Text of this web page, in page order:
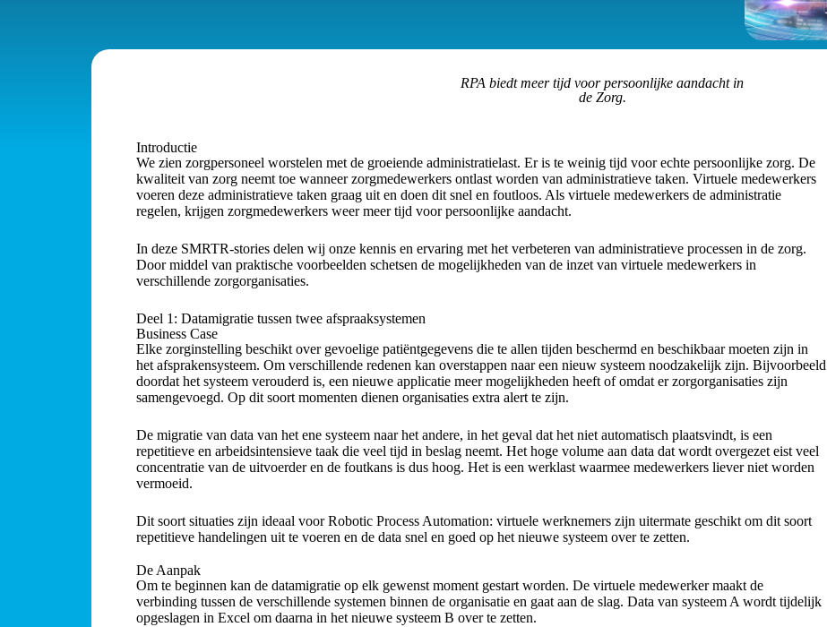
RPA biedt meer tijd voor persoonlijke aandacht in
de Zorg.
Introductie
We zien zorgpersoneel worstelen met de groeiende administratielast. Er is te weinig tijd voor echte persoonlijke zorg. De
kwaliteit van zorg neemt toe wanneer zorgmedewerkers ontlast worden van administratieve taken. Virtuele medewerkers
voeren deze administratieve taken graag uit en doen dit snel en foutloos. Als virtuele medewerkers de administratie
regelen, krijgen zorgmedewerkers weer meer tijd voor persoonlijke aandacht.
In deze SMRTR-stories delen wij onze kennis en ervaring met het verbeteren van administratieve processen in de zorg.
Door middel van praktische voorbeelden schetsen de mogelijkheden van de inzet van virtuele medewerkers in
verschillende zorgorganisaties.
Deel 1: Datamigratie tussen twee afspraaksystemen
Business Case
Elke zorginstelling beschikt over gevoelige patiëntgegevens die te allen tijden beschermd en beschikbaar moeten zijn in
het afsprakensysteem. Om verschillende redenen kan overstappen naar een nieuw systeem noodzakelijk zijn. Bijvoorbeeld
doordat het systeem verouderd is, een nieuwe applicatie meer mogelijkheden heeft of omdat er zorgorganisaties zijn
samengevoegd. Op dit soort momenten dienen organisaties extra alert te zijn.
De migratie van data van het ene systeem naar het andere, in het geval dat het niet automatisch plaatsvindt, is een
repetitieve en arbeidsintensieve taak die veel tijd in beslag neemt. Het hoge volume aan data dat wordt overgezet eist veel
concentratie van de uitvoerder en de foutkans is dus hoog. Het is een werklast waarmee medewerkers liever niet worden
vermoeid.
Dit soort situaties zijn ideaal voor Robotic Process Automation: virtuele werknemers zijn uitermate geschikt om dit soort
repetitieve handelingen uit te voeren en de data snel en goed op het nieuwe systeem over te zetten.
De Aanpak
Om te beginnen kan de datamigratie op elk gewenst moment gestart worden. De virtuele medewerker maakt de
verbinding tussen de verschillende systemen binnen de organisatie en gaat aan de slag. Data van systeem A wordt tijdelijk
opgeslagen in Excel om daarna in het nieuwe systeem B over te zetten.